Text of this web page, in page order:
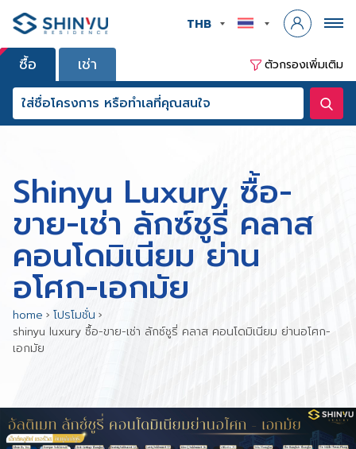
THB
ซื้อ เช่า ตัวกรองเพิ่มเติม
Shinyu Luxury ซื้อ-
ขาย-เช่า ลักซ์ชูรี่ คลาส
คอนโดมิเนียม ย่าน
อโศก-เอกมัย
home › โปรโมชั่น ›
shinyu luxury ซื้อ-ขาย-เช่า ลักซ์ชูรี่ คลาส คอนโดมิเนียม ย่านอโศก-
เอกมัย